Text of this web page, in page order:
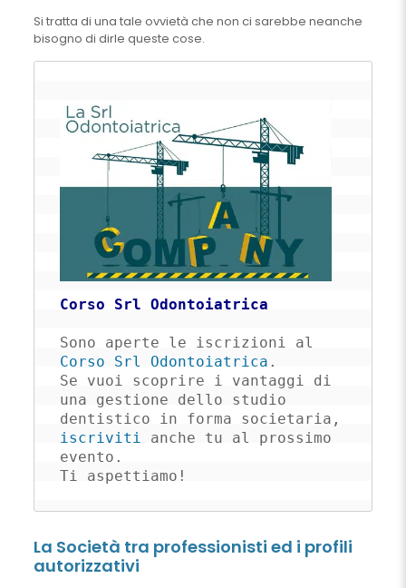
Si tratta di una tale ovvietà che non ci sarebbe neanche
bisogno di dirle queste cose.
Corso Srl Odontoiatrica
Corso Srl Odontoiatrica .
Se vuoi scoprire i vantaggi di
una gestione dello studio
iscriviti anche tu al prossimo
evento.
Ti aspettiamo!
La Società tra professionisti ed i profili
autorizzativi